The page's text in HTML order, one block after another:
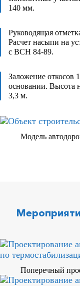
140 мм.
Руководящая
Расчет насыпи на
с ВСН 84-89.
Заложение откосов
основании. Высота
3,3 м.
Модель
Поперечный